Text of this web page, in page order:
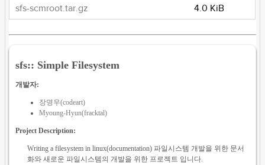
sfs-scmroot.tar.gz
4.0 KiB
sfs:: Simple Filesystem
개발자:
장명우(codeart)
Myoung-Hyun(fracktal)
Project Description:
Writing a filesystem in linux(documentation) 파일시스템 개발을 위한 문서
화와 새로운 파일시스템의 개발을 위한 프로젝트 입니다.